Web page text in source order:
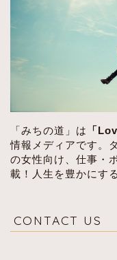
「みちの道」は 「
情報メディアです。
の女性向け、仕事・
載！人生を豊かにす
CONTACT US